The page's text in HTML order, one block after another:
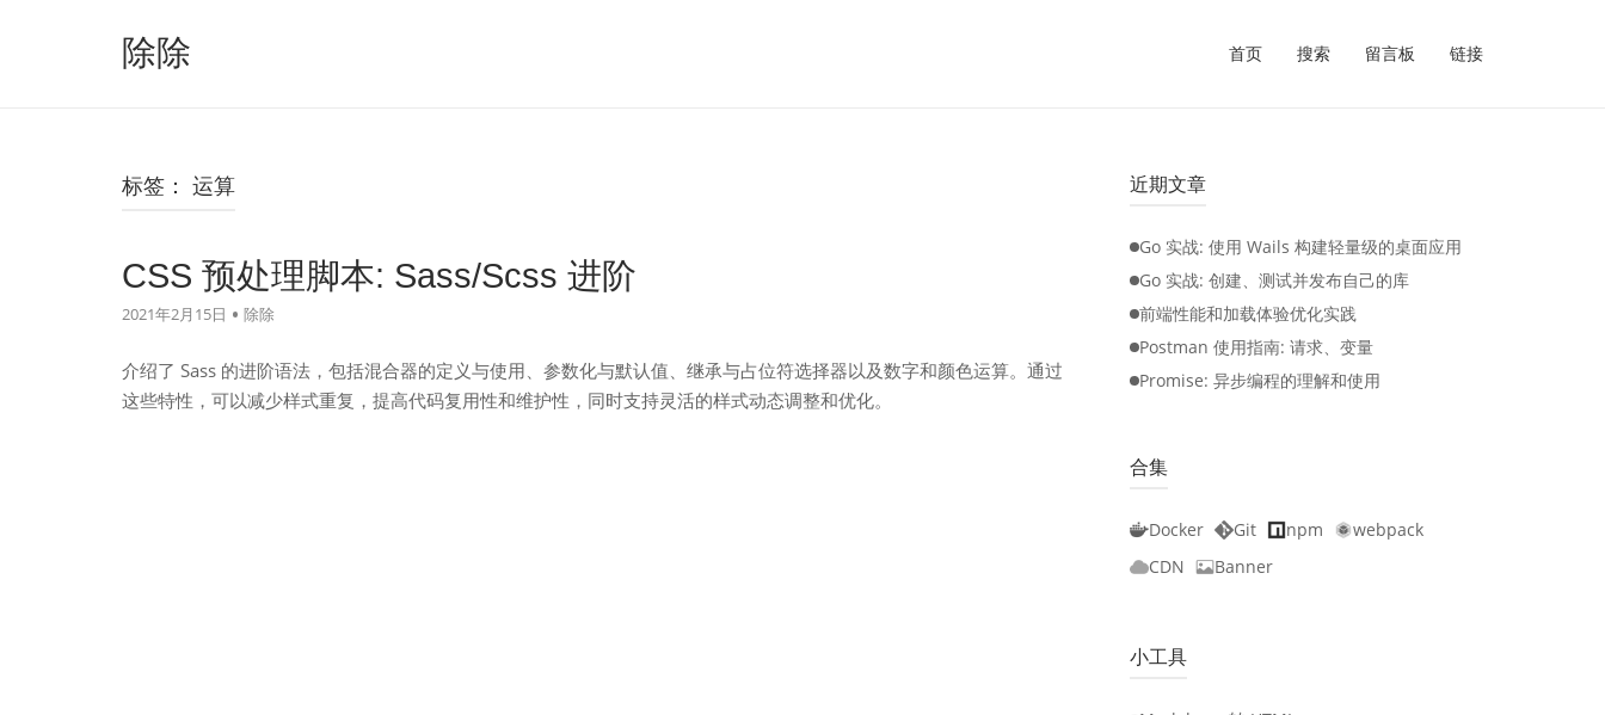
除除 首页 搜索 留言板 链接
标签： 运算
CSS 预处理脚本: Sass/Scss 进阶
2021年2月15日 除除
介绍了 Sass 的进阶语法，包括混合器的定义与使用、参数化与默认值、继承与占位符选择器以及数字和颜色运算。通过
这些特性，可以减少样式重复，提高代码复用性和维护性，同时支持灵活的样式动态调整和优化。
近期文章
Go 实战: 使用 Wails 构建轻量级的桌面应用
Go 实战: 创建、测试并发布自己的库
前端性能和加载体验优化实践
Postman 使用指南: 请求、变量
Promise: 异步编程的理解和使用
合集
Docker Git npm
webpack
CDN
Banner
小工具